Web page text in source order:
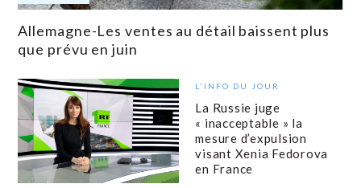
Allemagne-Les ventes au détail baissent plus
que prévu en juin
L'INFO DU JOUR
La Russie juge
« inacceptable » la
mesure d’expulsion
visant Xenia Fedorova
en France